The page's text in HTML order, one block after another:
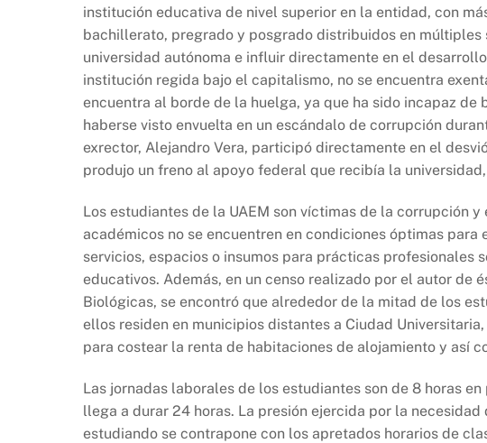
institución educativa de nivel superior en la entidad, con
bachillerato, pregrado y posgrado distribuidos en
universidad autónoma e influir directamente en el
institución regida bajo el capitalismo, no se encuentra
encuentra al borde de la huelga, ya que ha sido incapaz
haberse visto envuelta en un escándalo de corrupción
exrector, Alejandro Vera, participó directamente en el
produjo un freno al apoyo federal que recibía la
Los estudiantes de la UAEM son víctimas de la corrupción
académicos no se encuentren en condiciones óptimas
servicios, espacios o insumos para prácticas profesionales
educativos. Además, en un censo realizado por el autor de
Biológicas, se encontró que alrededor de la mitad de los
ellos residen en municipios distantes a Ciudad
para costear la renta de habitaciones de alojamiento y así
Las jornadas laborales de los estudiantes son de 8 horas
llega a durar 24 horas. La presión ejercida por la
estudiando se contrapone con los apretados horarios de